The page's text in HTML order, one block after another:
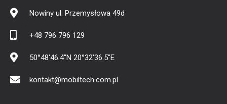
Nowiny ul. Przemysłowa 49d
+48 796 796 129
50°48'46.4"N 20°32'36.5"E
kontakt@mobiltech.com.pl